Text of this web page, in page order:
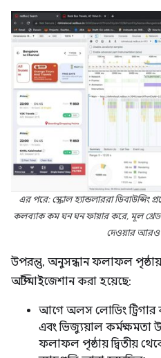
এর পরে: স্ক্রোল হ্যান্ডলাররা
কলব্যাক কম ঘন ঘন ফায়ার করে, মূল
দেওয়ার আরও
উপরন্তু, অনুসন্ধান ফলাফল
অপ্টিমাইজেশান করা হয়েছে:
আগে অলস লোডিং ট্রিগার
এবং ভিজ্যুয়াল কর্মক্ষমতা
ফলাফল পৃষ্ঠায় দ্বিতীয়